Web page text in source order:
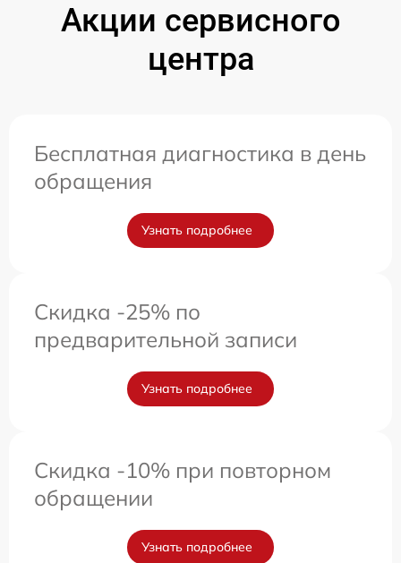
Акции сервисного
центра
Бесплатная диагностика в день
обращения
Узнать подробнее
Скидка -25% по
предварительной записи
Узнать подробнее
Скидка -10% при повторном
обращении
Узнать подробнее